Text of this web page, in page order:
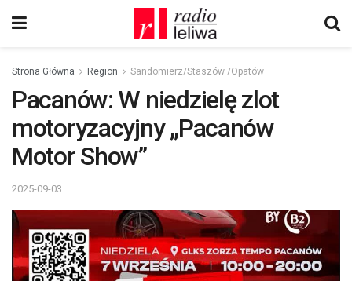
Strona Główna Region Sandomierz/Staszów /Opatów
Pacanów: W niedzielę zlot
motoryzacyjny „Pacanów
Motor Show”
2025-09-03